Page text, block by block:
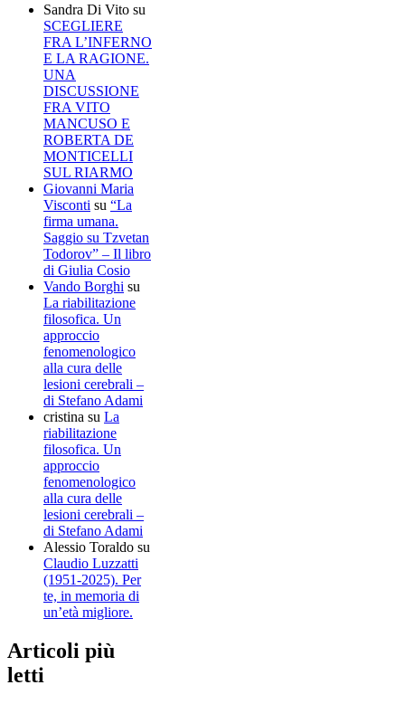
Sandra Di Vito su
SCEGLIERE
FRA L’INFERNO
E LA RAGIONE.
UNA
DISCUSSIONE
FRA VITO
MANCUSO E
ROBERTA DE
MONTICELLI
SUL RIARMO
Giovanni Maria
Visconti su “La
firma umana.
Saggio su Tzvetan
Todorov” – Il libro
di Giulia Cosio
Vando Borghi su
La riabilitazione
filosofica. Un
approccio
fenomenologico
alla cura delle
lesioni cerebrali –
di Stefano Adami
cristina su La
riabilitazione
filosofica. Un
approccio
fenomenologico
alla cura delle
lesioni cerebrali –
di Stefano Adami
Alessio Toraldo su
Claudio Luzzatti
(1951-2025). Per
te, in memoria di
un’età migliore.
Articoli più
letti